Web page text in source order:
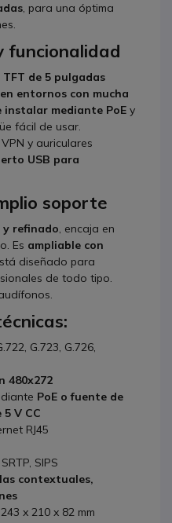
, para una óptima
funcionalidad
de 5 pulgadas
entornos con mucha
instalar mediante PoE y
fácil de usar.
y auriculares
USB para
soporte
y refinado, encaja en
Es ampliable con
diseñado para
de todo tipo.
G.723, G.726,
480x272
PoE o fuente de
V CC
RJ45
SIPS
contextuales,
x 210 x 82 mm